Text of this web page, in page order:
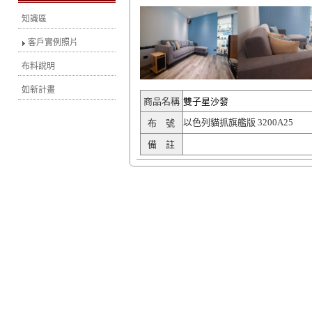
知識區
客戶實例照片
布料說明
如新計畫
商品名稱 雙子星沙發
布 號 以色列貓抓旗艦版 3200A25
備 註